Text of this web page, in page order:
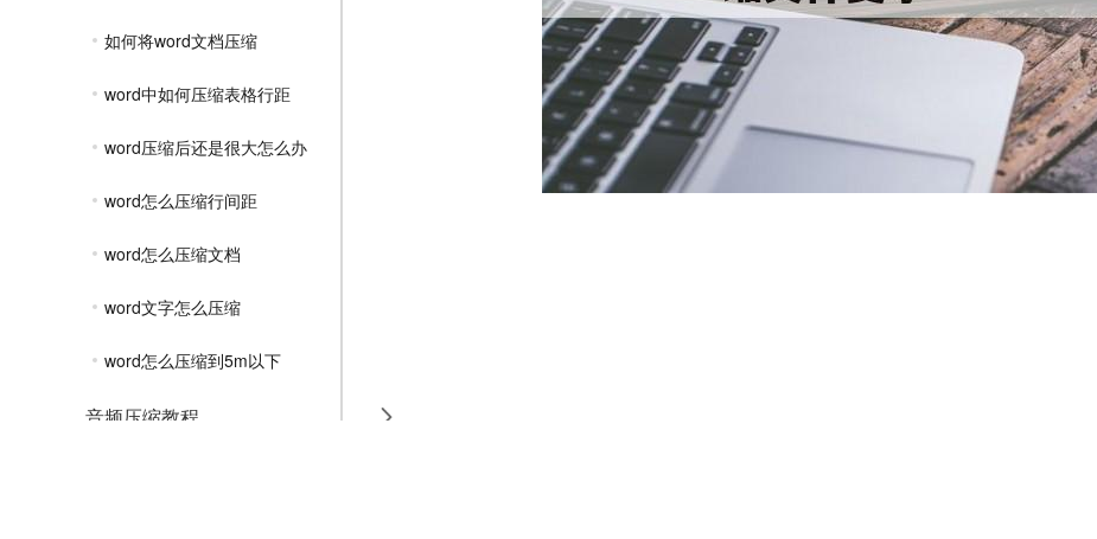
如何将word文档压缩
word中如何压缩表格行距
word压缩后还是很大怎么办
word怎么压缩行间距
word怎么压缩文档
word文字怎么压缩
word怎么压缩到5m以下
音频压缩教程